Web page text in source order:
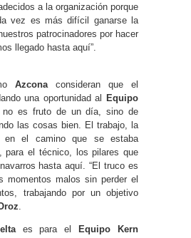
a la organización porque
vez es más difícil ganarse la
patrocinadores por hacer
llegado hasta aquí”.
Azcona consideran que el
una oportunidad al
Equipo
es fruto de un día, sino de
las cosas bien. El trabajo, la
en el camino que se estaba
para el técnico, los pilares que
hasta aquí. “El truco es
momentos malos sin perder el
trabajando por un objetivo
es para el
Equipo Kern